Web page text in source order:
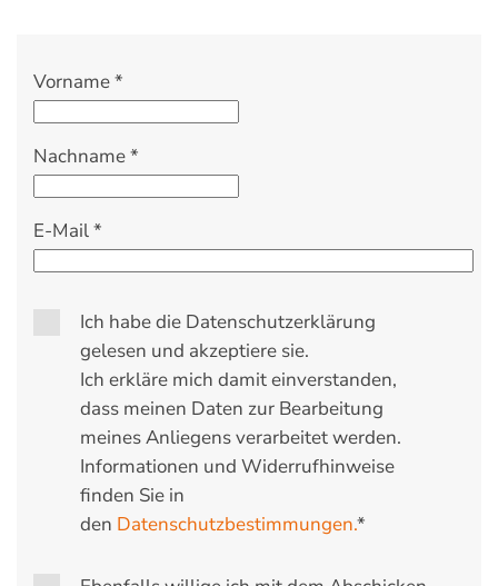
Vorname*
Nachname*
E-Mail*
Ich habe die Datenschutzerklärung
gelesen und akzeptiere sie.
Ich erkläre mich damit einverstanden,
dass meinen Daten zur Bearbeitung
meines Anliegens verarbeitet werden.
Informationen und Widerrufhinweise
finden Sie in
den Datenschutzbestimmungen.*